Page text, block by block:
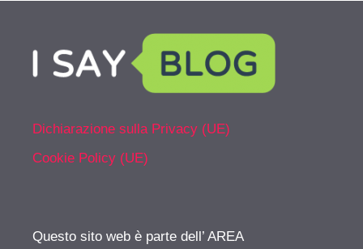
Dichiarazione sulla Privacy (UE)
Cookie Policy (UE)
Questo sito web è parte dell’ AREA